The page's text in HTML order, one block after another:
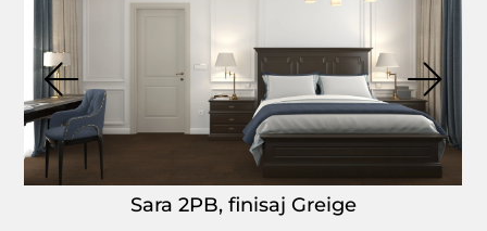
Sara 2PB, finisaj Greige